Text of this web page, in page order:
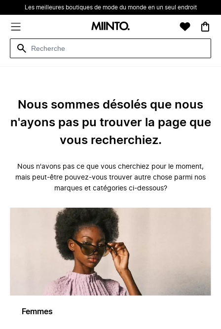
Les meilleures boutiques de mode du monde en un seul endroit
Nous sommes désolés que nous
n'ayons pas pu trouver la page que
vous recherchiez.
Nous n'avons pas ce que vous cherchiez pour le moment,
mais peut-être pouvez-vous trouver autre chose parmi nos
marques et catégories ci-dessous?
Femmes